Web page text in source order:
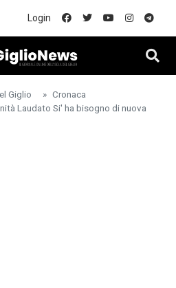
Login
Giglio
Cronaca
Laudato Si' ha bisogno di nuova